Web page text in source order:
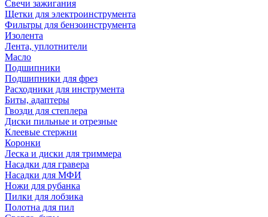
Свечи зажигания
Щетки для электроинструмента
Фильтры для бензоинструмента
Изолента
Лента, уплотнители
Масло
Подшипники
Подшипники для фрез
Расходники для инструмента
Биты, адаптеры
Гвозди для степлера
Диски пильные и отрезные
Клеевые стержни
Коронки
Леска и диски для триммера
Насадки для гравера
Насадки для МФИ
Ножи для рубанка
Пилки для лобзика
Полотна для пил